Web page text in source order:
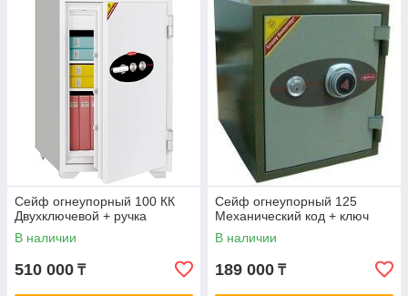
Сейф огнеупорный 100 КК
Двухключевой + ручка
В наличии
510 000 ₸
Сейф огнеупорный 125
Механический код + ключ
В наличии
189 000 ₸